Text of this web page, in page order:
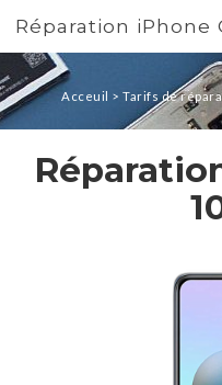
Réparation iPhone
Acceuil >Tarifs de